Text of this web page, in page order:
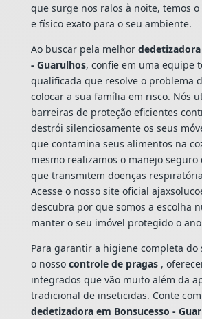
que surge nos ralos à noite, temos
e físico exato para o seu ambiente.
Ao buscar pela melhor
- Guarulhos, confie em uma equipe
qualificada que resolve o problema
colocar a sua família em risco. Nós
barreiras de proteção eficientes
destrói silenciosamente os seus
que contamina seus alimentos na
mesmo realizamos o manejo seguro
que transmitem doenças
Acesse o nosso site oficial
descubra por que somos a escolha
manter o seu imóvel protegido o
Para garantir a higiene completa do
o nosso controle de pragas ,
integrados que vão muito além da
tradicional de inseticidas. Conte
dedetizadora em Bonsucesso -